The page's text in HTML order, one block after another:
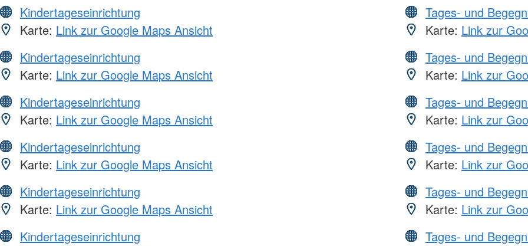
Kindertageseinrichtung
Karte: Link zur Google Maps Ansicht
Kindertageseinrichtung
Karte: Link zur Google Maps Ansicht
Kindertageseinrichtung
Karte: Link zur Google Maps Ansicht
Kindertageseinrichtung
Karte: Link zur Google Maps Ansicht
Kindertageseinrichtung
Karte: Link zur Google Maps Ansicht
Kindertageseinrichtung
Tages- und
Karte: Link zur
Tages- und
Karte: Link zur
Tages- und
Karte: Link zur
Tages- und
Karte: Link zur
Tages- und
Karte: Link zur
Tages- und